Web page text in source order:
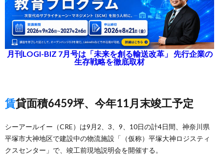
月刊LOGI-BIZ 7月号は「未来を創る輸送改革」 先行企業の
生存戦略を徹底取材
賃貸面積6459坪、今年11月末竣工予定
シーアールイー（CRE）は9月2、3、9、10日の計4日間、神奈川県
平塚市大神地区で建設中の物流施設「（仮称）平塚大神ロジスティ
クスセンター」で、竣工前現地説明会を開催する。